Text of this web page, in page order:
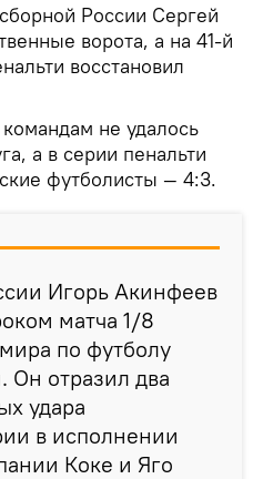
России Сергей
ворота, а на 41-й
восстановил
не удалось
а в серии пенальти
футболисты — 4:3.
Игорь Акинфеев
матча 1/8
по футболу
Он отразил два
удара
в исполнении
Коке и Яго